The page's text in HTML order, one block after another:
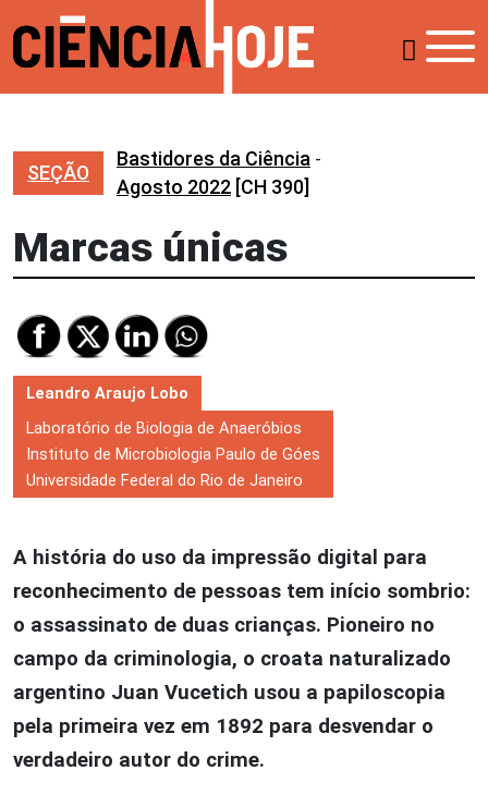
SEÇÃO
Bastidores da Ciência -
Agosto 2022 [CH 390]
Marcas únicas
Leandro Araujo Lobo
Laboratório de Biologia de Anaeróbios
Instituto de Microbiologia Paulo de Góes
Universidade Federal do Rio de Janeiro
A história do uso da impressão digital para
reconhecimento de pessoas tem início sombrio:
o assassinato de duas crianças. Pioneiro no
campo da criminologia, o croata naturalizado
argentino Juan Vucetich usou a papiloscopia
pela primeira vez em 1892 para desvendar o
verdadeiro autor do crime.